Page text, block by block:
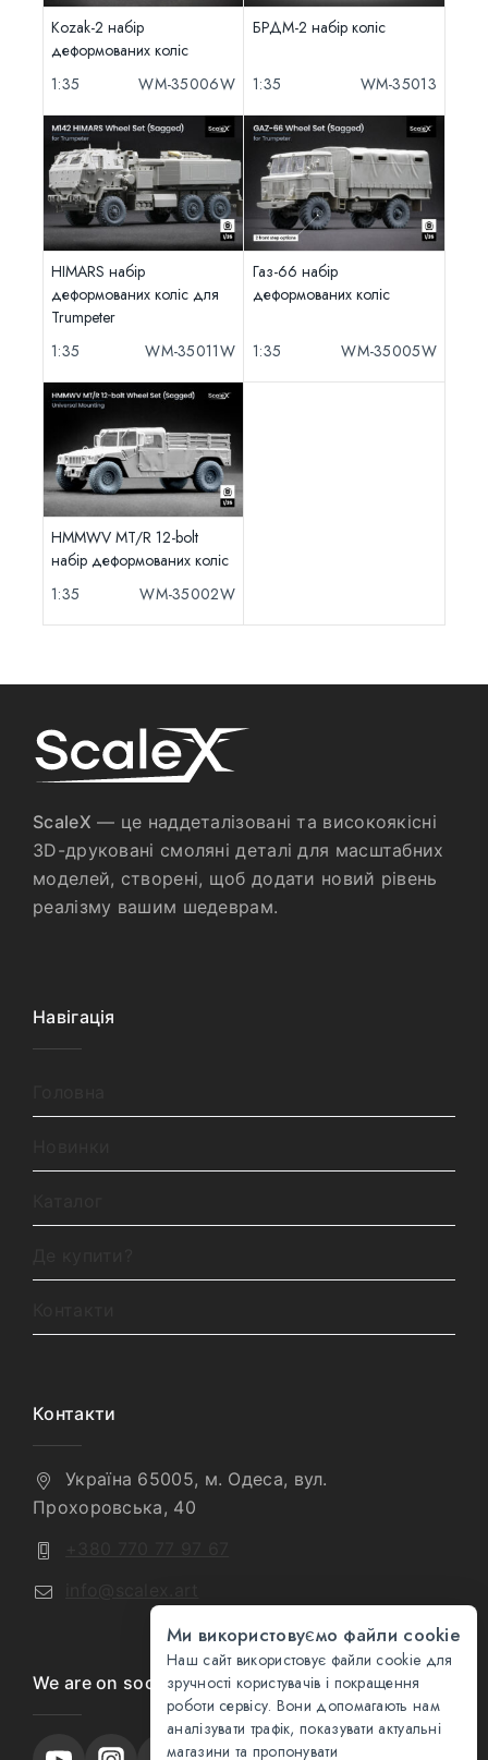
Kozak-2 набір
деформованих коліс
1:35
WM-35006W
БРДМ-2 набір коліс
1:35 WM-35013
HIMARS набір
деформованих коліс для
Trumpeter
1:35
WM-35011W
Газ-66 набір
деформованих коліс
1:35 WM-35005W
HMMWV MT/R 12-bolt
набір деформованих коліс
1:35
WM-35002W
ScaleX — це наддеталізовані та високоякісні
3D-друковані смоляні деталі для масштабних
моделей, створені, щоб додати новий рівень
реалізму вашим шедеврам.
Навігація
Контакти
Україна 65005, м. Одеса, вул.
Прохоровська, 40
We are on social media
Ми використовуємо файли cookie
Наш сайт використовує файли cookie для
зручності користувачів і покращення
роботи сервісу. Вони допомагають нам
аналізувати трафік, показувати актуальні
магазини та пропонувати